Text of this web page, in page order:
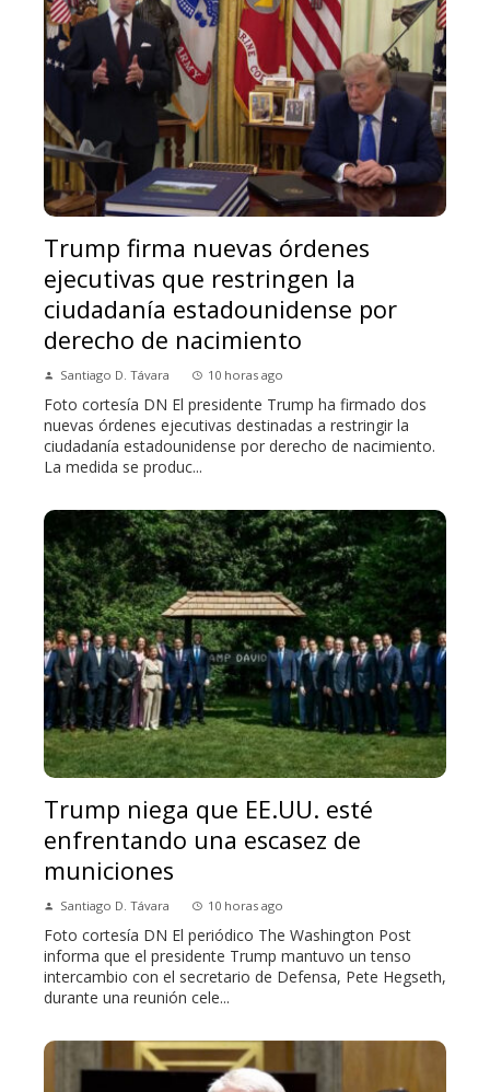
Trump firma nuevas órdenes
ejecutivas que restringen la
ciudadanía estadounidense por
derecho de nacimiento
Santiago D. Távara 10 horas ago
Foto cortesía DN El presidente Trump ha firmado dos
nuevas órdenes ejecutivas destinadas a restringir la
ciudadanía estadounidense por derecho de nacimiento.
La medida se produc...
Trump niega que EE.UU. esté
enfrentando una escasez de
municiones
Santiago D. Távara 10 horas ago
Foto cortesía DN El periódico The Washington Post
informa que el presidente Trump mantuvo un tenso
intercambio con el secretario de Defensa, Pete Hegseth,
durante una reunión cele...